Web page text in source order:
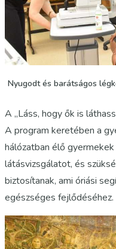
Nyugodt és barátságos
A „Láss, hogy ők is
A program keretében a
hálózatban élő
látásvizsgálatot, és
biztosítanak, ami óriási
egészséges fejlődéséhez.